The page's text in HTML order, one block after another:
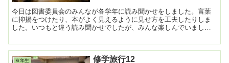
今日は図書委員会のみんなが各学年に読み聞かせをしました。言葉
に抑揚をつけたり、本がよく見えるように見せ方を工夫したりしま
した。いつもと違う読み聞かせでしたが、みんな楽しんでいまし
６年生 修学旅行12